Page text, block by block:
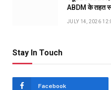
ABDM के तहत
JULY 14, 2026
Stay In Touch
Facebook